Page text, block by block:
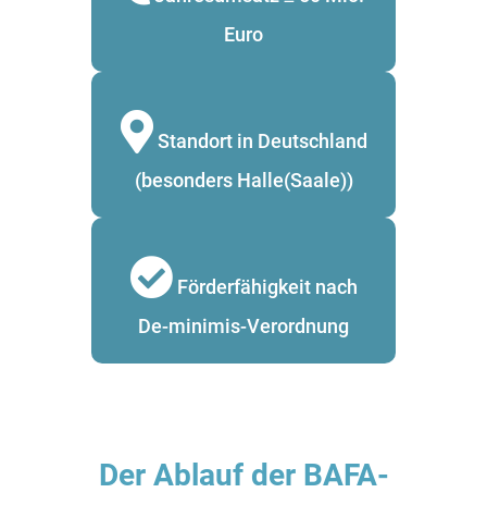
Euro
Standort in Deutschland
(besonders Halle(Saale))
Förderfähigkeit nach
De-minimis-Verordnung
Der Ablauf der BAFA-